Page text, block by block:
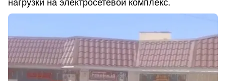
нагрузки на электросетевой комплекс.